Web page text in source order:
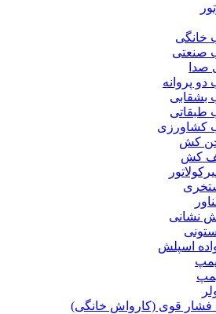
خانگی
صنعتی
صدا
پروانه
بشقابی
طبقاتی
کشاورزی
کش
کش
نشانی
اسپلش
فشار قوی (کارواش خانگی)